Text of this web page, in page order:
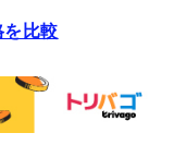
を比較